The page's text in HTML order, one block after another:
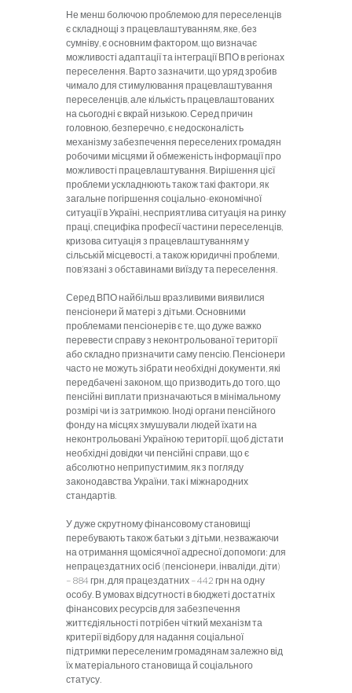
Не менш болючою проблемою для переселенців
є складнощі з працевлаштуванням, яке, без
сумніву, є основним фактором, що визначає
можливості адаптації та інтеграції ВПО в регіонах
переселення. Варто зазначити, що уряд зробив
чимало для стимулювання працевлаштування
переселенців, але кількість працевлаштованих
на сьогодні є вкрай низькою. Серед причин
головною, безперечно, є недосконалість
механізму забезпечення переселених громадян
робочими місцями й обмеженість інформації про
можливості працевлаштування. Вирішення цієї
проблеми ускладнюють також такі фактори, як
загальне погіршення соціально-економічної
ситуації в Україні, несприятлива ситуація на ринку
праці, специфіка професії частини переселенців,
кризова ситуація з працевлаштуванням у
сільській місцевості, а також юридичні проблеми,
пов’язані з обставинами виїзду та переселення.
Серед ВПО найбільш вразливими виявилися
пенсіонери й матері з дітьми. Основними
проблемами пенсіонерів є те, що дуже важко
перевести справу з неконтрольованої території
або складно призначити саму пенсію. Пенсіонери
часто не можуть зібрати необхідні документи, які
передбачені законом, що призводить до того, що
пенсійні виплати призначаються в мінімальному
розмірі чи із затримкою. Іноді органи пенсійного
фонду на місцях змушували людей їхати на
неконтрольовані Україною території, щоб дістати
необхідні довідки чи пенсійні справи, що є
абсолютно неприпустимим, як з погляду
законодавства України, так і міжнародних
стандартів.
У дуже скрутному фінансовому становищі
перебувають також батьки з дітьми, незважаючи
на отримання щомісячної адресної допомоги: для
непрацездатних осіб (пенсіонери, інваліди, діти)
– 884 грн, для працездатних – 442 грн на одну
особу. В умовах відсутності в бюджеті достатніх
фінансових ресурсів для забезпечення
життєдіяльності потрібен чіткий механізм та
критерії відбору для надання соціальної
підтримки переселеним громадянам залежно від
їх матеріального становища й соціального
статусу.